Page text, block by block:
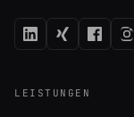
LEISTUNGEN